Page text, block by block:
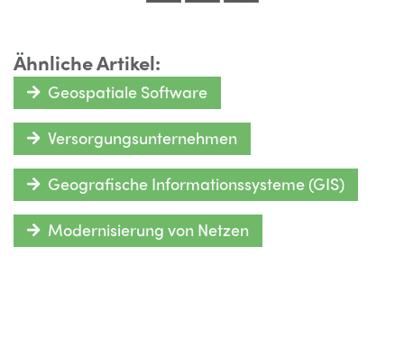
Ähnliche Artikel:
Geospatiale Software
Versorgungsunternehmen
Geografische Informationssysteme (GIS)
Modernisierung von Netzen